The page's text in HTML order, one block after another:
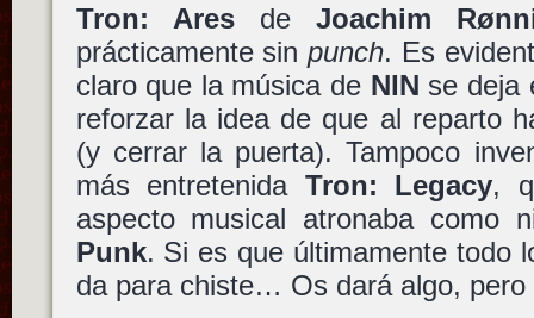
Tron: Aresde Joachim
prácticamente sinpunch. Es
claro que la música de NIN se deja
reforzar la idea de que al reparto
(y cerrar la puerta). Tampoco
más entretenida Tron: Legacy,
aspecto musical atronaba como
Punk. Si es que últimamente todo
da para chiste… Os dará algo, pero